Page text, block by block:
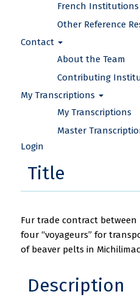
French Institutions
Other Reference
Contact
About the Team
Contributing
My Transcriptions
My Transcriptions
Master
Login
Title
Fur trade contract between
four “voyageurs” for
of beaver pelts in
Description